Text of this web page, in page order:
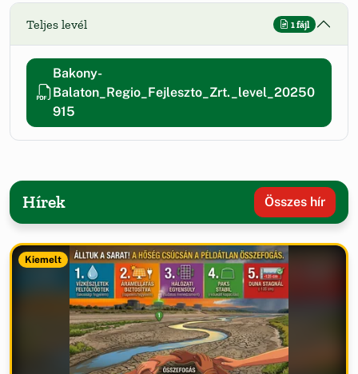
Teljes levél 1 fájl
Bakony-
Balaton_Regio_Fejleszto_Zrt._level_20250
915
Hírek Összes hír
Kiemelt